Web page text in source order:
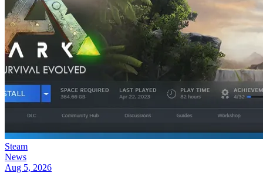
Steam
News
Aug 5, 2026